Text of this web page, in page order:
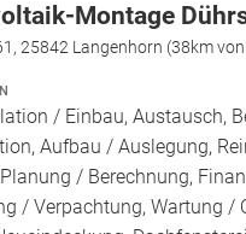
Montage
25842 Langenhorn (38km
/ Einbau, Austausch,
Aufbau / Auslegung,
/ Berechnung,
/ Verpachtung, Wartung /